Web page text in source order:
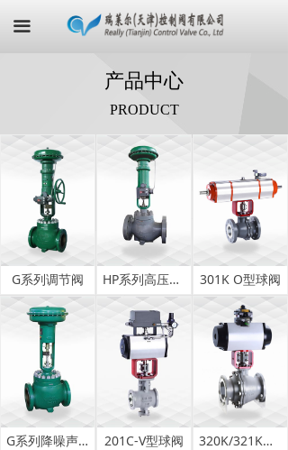
끀
首页
最新资讯
荣誉证书
联系我们
在线商城
产品中心
PRODUCT
G系列调节阀 HP系列高压调节阀 301K O型球阀
G系列降噪声笼式调节阀 201C-V型球阀 320K/321K金属密封球阀